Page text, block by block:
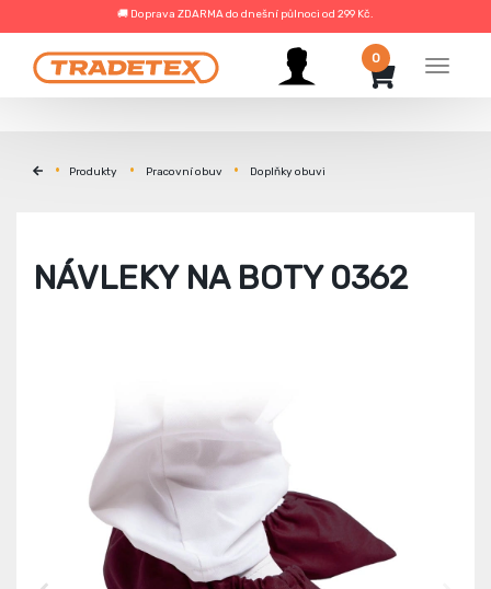
🚚 Doprava ZDARMA do dnešní půlnoci od 299 Kč.
Menu
0
Produkty Pracovní obuv Doplňky obuvi
NÁVLEKY NA BOTY 0362